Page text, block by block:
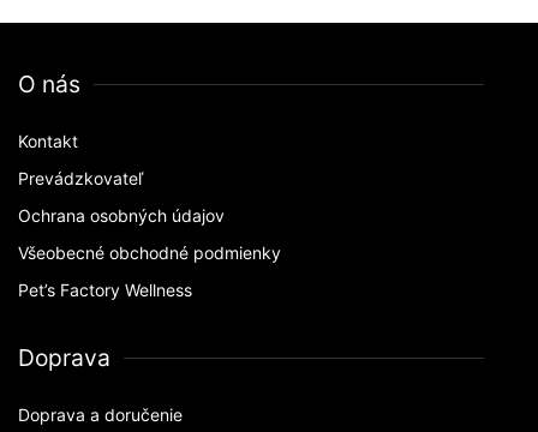
O nás
Kontakt
Prevádzkovateľ
Ochrana osobných údajov
Všeobecné obchodné podmienky
Pet’s Factory Wellness
Doprava
Doprava a doručenie